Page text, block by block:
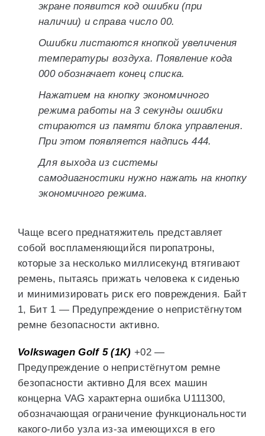
экране появится код ошибки (при
наличии) и справа число 00.
Ошибки листаются кнопкой увеличения
температуры воздуха. Появление кода
000 обозначает конец списка.
Нажатием на кнопку экономичного
режима работы на 3 секунды ошибки
стираются из памяти блока управления.
При этом появляется надпись 444.
Для выхода из системы
самодиагностики нужно нажать на кнопку
экономичного режима.
Чаще всего преднатяжитель представляет
собой воспламеняющийся пиропатроны,
которые за несколько миллисекунд втягивают
ремень, пытаясь прижать человека к сиденью
и минимизировать риск его повреждения. Байт
1, Бит 1 — Предупреждение о непристёгнутом
ремне безопасности активно.
Volkswagen Golf 5 (1K) +02 —
Предупреждение о непристёгнутом ремне
безопасности активно Для всех машин
концерна VAG характерна ошибка U111300,
обозначающая ограничение функциональности
какого-либо узла из-за имеющихся в его